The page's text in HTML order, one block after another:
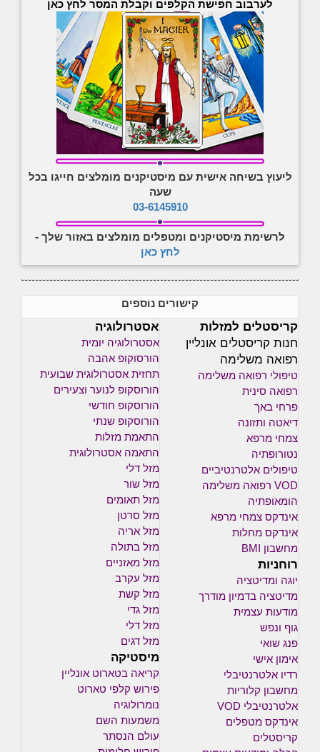
לערבוב חפישת הקלפים וקבלת המסר לחץ כאן
ליעוץ בשיחה אישית עם מיסטיקנים מומלצים חייגו בכל
שעה
03-6145910
לרשימת מיסטיקנים ומטפלים מומלצים באזור שלך -
לחץ כאן
קישורים נוספים
קריסטלים למזלות
חנות קריסטלים אונליין
רפואה משלימה
טיפולי רפואה משלימה
רפואה סינית
פרחי באך
דיאטה ותזונה
צמחי מרפא
נטורופתיה
טיפולים אלטרנטיביים
VOD רפואה משלימה
הומאופתיה
אינדקס צמחי מרפא
אינדקס מחלות
מחשבון BMI
רוחניות
יוגה ומדיטציה
מדיטציה בדמיון מודרך
מודעות עצמית
גוף ונפש
פנג שואי
אימון אישי
רדיו אלטרנטיבלי
מחשבון קלוריות
אלטרנטיבלי VOD
אינדקס מטפלים
קריסטלים
אסטרולוגיה
אסטרולוגיה יומית
הורסוקופ אהבה
תחזית אסטרולוגית שבועית
הורוסקופ לנוער וצעירים
הורוסקופ חודשי
הורוסקופ שנתי
התאמת מזלות
התאמה אסטרולוגית
מזל דלי
מזל שור
מזל תאומים
מזל סרטן
מזל אריה
מזל בתולה
מזל מאזניים
מזל עקרב
מזל קשת
מזל גדי
מזל דלי
מזל דגים
מיסטיקה
קריאה בטארוט אונליין
פירוש קלפי טארוט
נומרולוגיה
משמעות השם
עולם הנסתר